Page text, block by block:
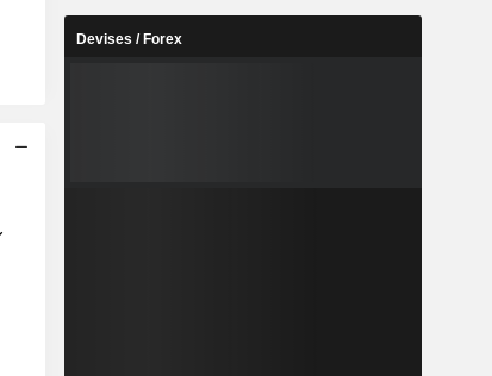
Devises / Forex